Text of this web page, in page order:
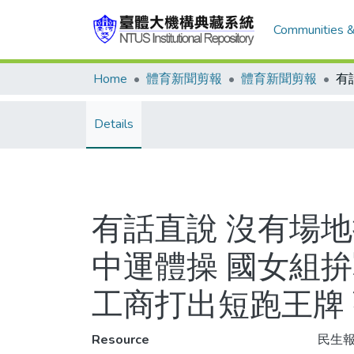
Communities
Home 體育新聞剪報 體育新聞剪報
Details
有話直說 沒有場
中運體操 國女組
工商打出短跑王
Resource
民生